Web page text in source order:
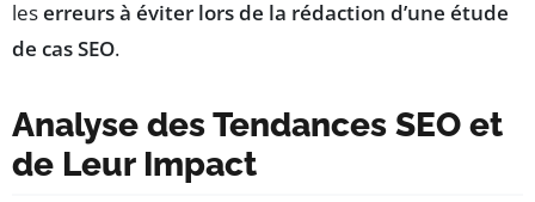
leserreurs à éviter lors de la rédaction d’une étude
de cas SEO.
Analyse des Tendances SEO et
de Leur Impact